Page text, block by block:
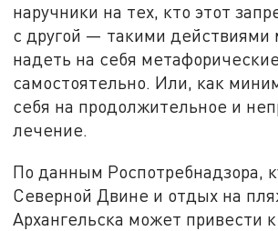
наручники на тех, кто этот
с другой — такими действиями
надеть на себя
самостоятельно. Или, как
себя на продолжительное и
лечение.
По данным Роспотребнадзора,
Северной Двине и отдых на
Архангельска может привести